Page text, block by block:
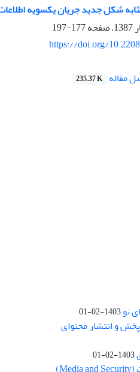
شکل جدید جریان یکسویه
177-197
https://doi.org/
مقاله 235.37 K
نو1403-02-01
و انتشار محتوای
1403-02-01